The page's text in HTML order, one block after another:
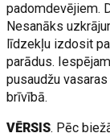
padomdevējiem.
Nesanāks
līdzekļu izdosit
parādus.
pusaudžu
brīvībā.
VĒRSIS. Pēc